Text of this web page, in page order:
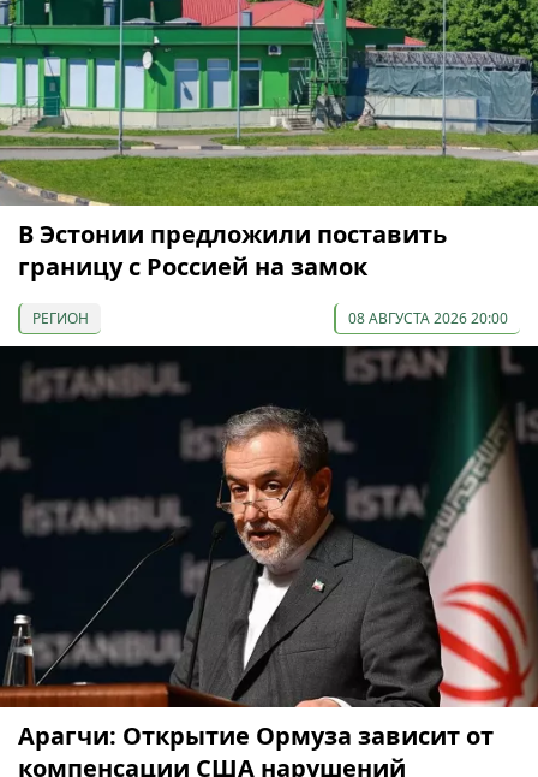
В Эстонии предложили поставить
границу с Россией на замок
РЕГИОН 08 АВГУСТА 2026 20:00
Арагчи: Открытие Ормуза зависит от
компенсации США нарушений